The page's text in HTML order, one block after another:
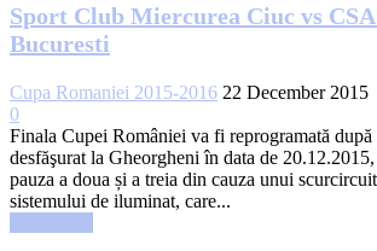
Sport Club Miercurea Ciuc vs CSA
Bucuresti
Cupa Romaniei 2015-2016 22 December 2015
0
Finala Cupei României va fi reprogramată
desfăşurat la Gheorgheni în data de
pauza a doua și a treia din cauza unui
sistemului de iluminat, care...